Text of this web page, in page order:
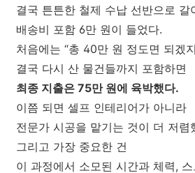
결국 튼튼한 철제 수납 선반으로 갈
배송비 포함 6만 원이 들었다.
처음에는 “총 40만 원 정도면 되겠
결국 다시 산 물건들까지 포함하면
최종 지출은 75만 원에 육박했다.
이쯤 되면 셀프 인테리어가 아니라
전문가 시공을 맡기는 것이 더 저렴
그리고 가장 중요한 건
이 과정에서 소모된 시간과 체력,